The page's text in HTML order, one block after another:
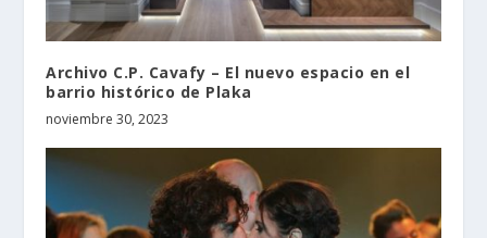
Archivo C.P. Cavafy – El nuevo espacio en el
barrio histórico de Plaka
noviembre 30, 2023